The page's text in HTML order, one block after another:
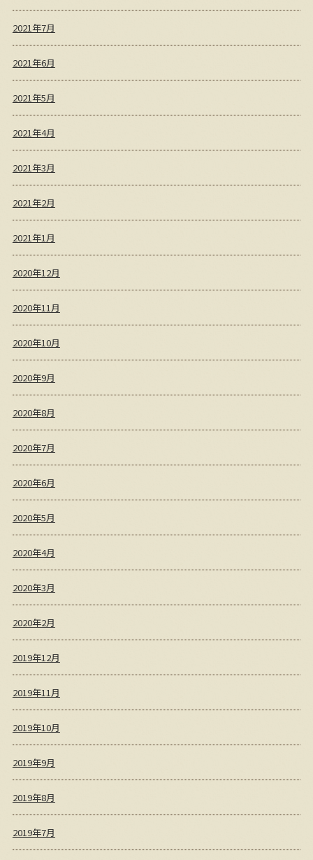
2021年7月
2021年6月
2021年5月
2021年4月
2021年3月
2021年2月
2021年1月
2020年12月
2020年11月
2020年10月
2020年9月
2020年8月
2020年7月
2020年6月
2020年5月
2020年4月
2020年3月
2020年2月
2019年12月
2019年11月
2019年10月
2019年9月
2019年8月
2019年7月